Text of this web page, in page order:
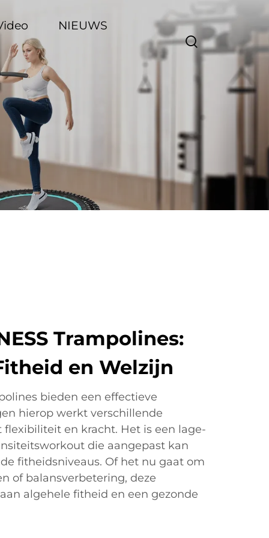
NIEUWS
Trampolines:
en Welzijn
bieden een effectieve
hierop werkt verschillende
en kracht. Het is een lage-
die aangepast kan
fitheidsniveaus. Of het nu gaat om
of balansverbetering, deze
algehele fitheid en een gezonde